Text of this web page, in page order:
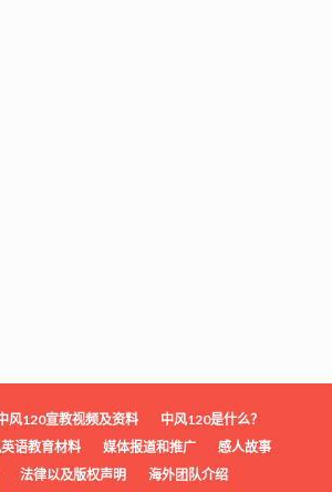
风120宣教视频及资料
中风120是什么？
语教育材料 媒体报道和推广
感人故事
法律以及版权声明 海外团队介绍